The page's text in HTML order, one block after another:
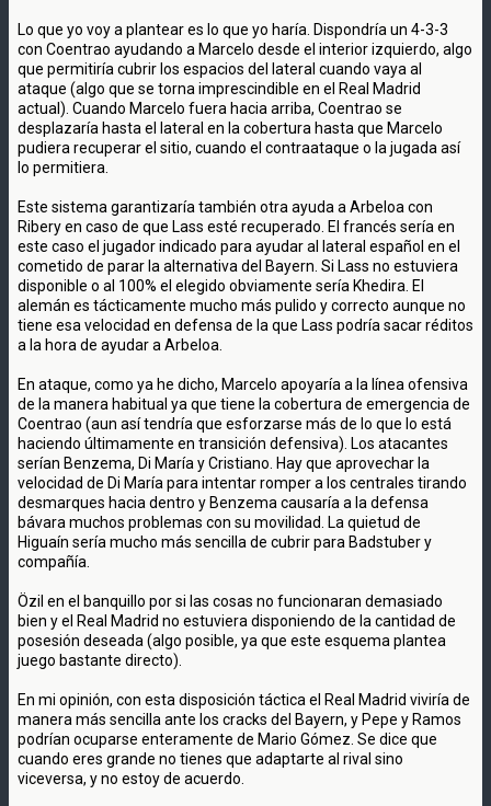
Lo que yo voy a plantear es lo que yo haría. Dispondría un 4-3-3
con Coentrao ayudando a Marcelo desde el interior izquierdo, algo
que permitiría cubrir los espacios del lateral cuando vaya al
ataque (algo que se torna imprescindible en el Real Madrid
actual). Cuando Marcelo fuera hacia arriba, Coentrao se
desplazaría hasta el lateral en la cobertura hasta que Marcelo
pudiera recuperar el sitio, cuando el contraataque o la jugada así
lo permitiera.
Este sistema garantizaría también otra ayuda a Arbeloa con
Ribery en caso de que Lass esté recuperado. El francés sería en
este caso el jugador indicado para ayudar al lateral español en el
cometido de parar la alternativa del Bayern. Si Lass no estuviera
disponible o al 100% el elegido obviamente sería Khedira. El
alemán es tácticamente mucho más pulido y correcto aunque no
tiene esa velocidad en defensa de la que Lass podría sacar réditos
a la hora de ayudar a Arbeloa.
En ataque, como ya he dicho, Marcelo apoyaría a la línea ofensiva
de la manera habitual ya que tiene la cobertura de emergencia de
Coentrao (aun así tendría que esforzarse más de lo que lo está
haciendo últimamente en transición defensiva). Los atacantes
serían Benzema, Di María y Cristiano. Hay que aprovechar la
velocidad de Di María para intentar romper a los centrales tirando
desmarques hacia dentro y Benzema causaría a la defensa
bávara muchos problemas con su movilidad. La quietud de
Higuaín sería mucho más sencilla de cubrir para Badstuber y
compañía.
Özil en el banquillo por si las cosas no funcionaran demasiado
bien y el Real Madrid no estuviera disponiendo de la cantidad de
posesión deseada (algo posible, ya que este esquema plantea
juego bastante directo).
En mi opinión, con esta disposición táctica el Real Madrid viviría de
manera más sencilla ante los cracks del Bayern, y Pepe y Ramos
podrían ocuparse enteramente de Mario Gómez. Se dice que
cuando eres grande no tienes que adaptarte al rival sino
viceversa, y no estoy de acuerdo.